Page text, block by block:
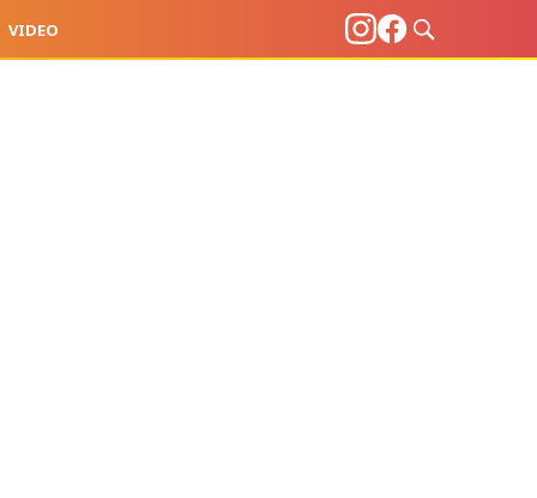
VIDEO